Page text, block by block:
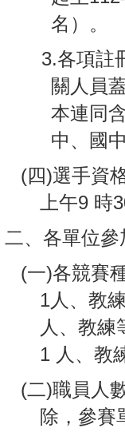
名）。
3.各項註
關人員
本連同
中、國
(四)選手資
上午9
二、各單位
(一)各競賽
1人、教
人、教練
1 人、教
(二)職員人
除，參賽